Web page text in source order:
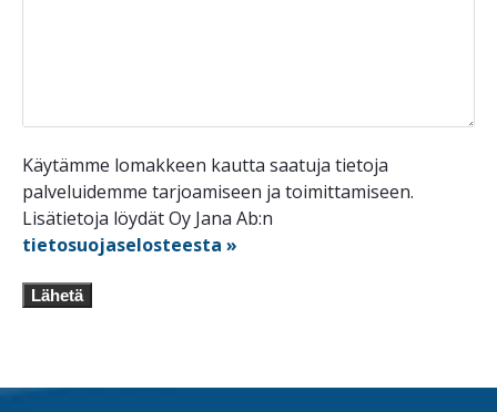
Käytämme lomakkeen kautta saatuja tietoja
palveluidemme tarjoamiseen ja toimittamiseen.
Lisätietoja löydät Oy Jana Ab:n
tietosuojaselosteesta »
Lähetä